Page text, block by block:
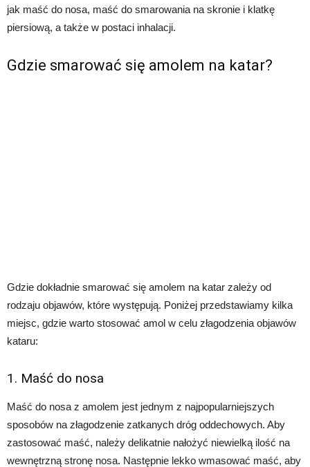
jak maść do nosa, maść do smarowania na skronie i klatkę
piersiową, a także w postaci inhalacji.
Gdzie smarować się amolem na katar?
Gdzie dokładnie smarować się amolem na katar zależy od
rodzaju objawów, które występują. Poniżej przedstawiamy kilka
miejsc, gdzie warto stosować amol w celu złagodzenia objawów
kataru:
1. Maść do nosa
Maść do nosa z amolem jest jednym z najpopularniejszych
sposobów na złagodzenie zatkanych dróg oddechowych. Aby
zastosować maść, należy delikatnie nałożyć niewielką ilość na
wewnętrzną stronę nosa. Następnie lekko wmasować maść, aby